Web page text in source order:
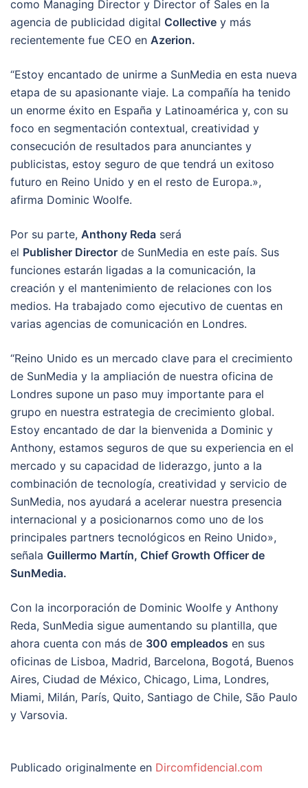
como Managing Director y Director of Sales en la
agencia de publicidad digital Collective y más
recientemente fue CEO en Azerion.
“Estoy encantado de unirme a SunMedia en esta nueva
etapa de su apasionante viaje. La compañía ha tenido
un enorme éxito en España y Latinoamérica y, con su
foco en segmentación contextual, creatividad y
consecución de resultados para anunciantes y
publicistas, estoy seguro de que tendrá un exitoso
futuro en Reino Unido y en el resto de Europa.»,
afirma Dominic Woolfe.
Por su parte, Anthony Reda será
el Publisher Director de SunMedia en este país. Sus
funciones estarán ligadas a la comunicación, la
creación y el mantenimiento de relaciones con los
medios. Ha trabajado como ejecutivo de cuentas en
varias agencias de comunicación en Londres.
“Reino Unido es un mercado clave para el crecimiento
de SunMedia y la ampliación de nuestra oficina de
Londres supone un paso muy importante para el
grupo en nuestra estrategia de crecimiento global.
Estoy encantado de dar la bienvenida a Dominic y
Anthony, estamos seguros de que su experiencia en el
mercado y su capacidad de liderazgo, junto a la
combinación de tecnología, creatividad y servicio de
SunMedia, nos ayudará a acelerar nuestra presencia
internacional y a posicionarnos como uno de los
principales partners tecnológicos en Reino Unido»,
señala Guillermo Martín, Chief Growth Officer de
SunMedia.
Con la incorporación de Dominic Woolfe y Anthony
Reda, SunMedia sigue aumentando su plantilla, que
ahora cuenta con más de 300 empleados en sus
oficinas de Lisboa, Madrid, Barcelona, Bogotá, Buenos
Aires, Ciudad de México, Chicago, Lima, Londres,
Miami, Milán, París, Quito, Santiago de Chile, São Paulo
y Varsovia.
Publicado originalmente en Dircomfidencial.com